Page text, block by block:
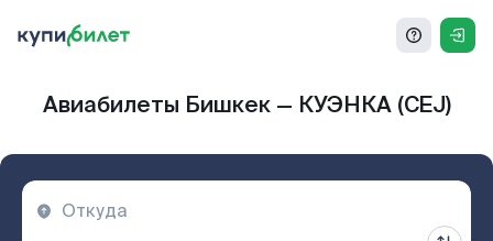
Авиабилеты Бишкек — КУЭНКА (CEJ)